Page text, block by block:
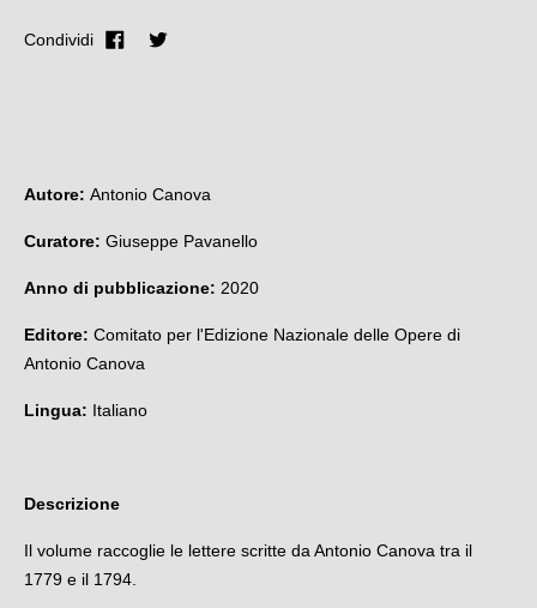
Condividi
Autore: Antonio Canova
Curatore: Giuseppe Pavanello
Anno di pubblicazione: 2020
Editore: Comitato per l'Edizione Nazionale delle Opere di
Antonio Canova
Lingua: Italiano
Descrizione
Il volume raccoglie le lettere scritte da Antonio Canova tra il
1779 e il 1794.